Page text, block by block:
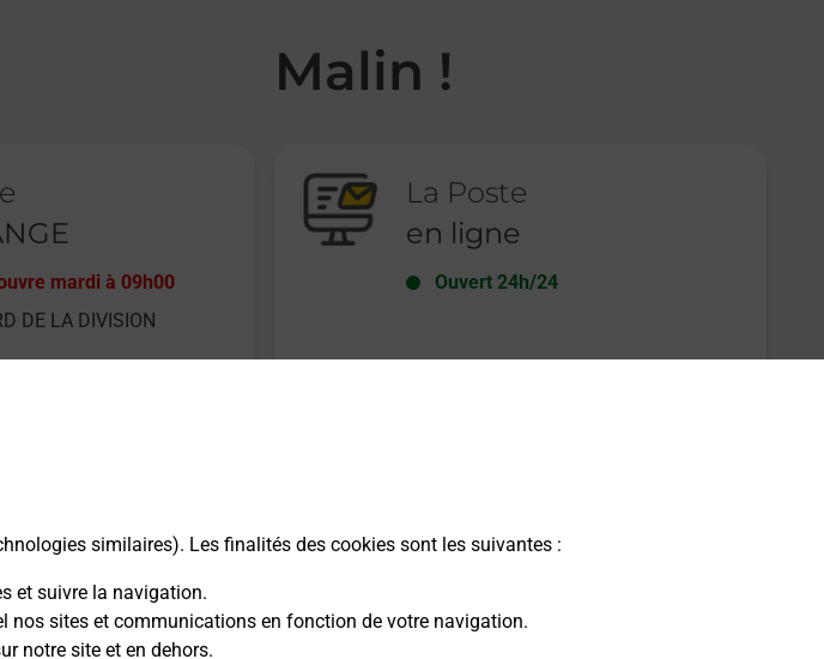
similaires). Les finalités des cookies sont les suivantes :
et suivre la navigation.
nos sites et communications en fonction de votre navigation.
notre site et en dehors.
mardi à 09h00
DE LA DIVISION
Malin !
La Poste
en ligne
Ouvert 24h/24